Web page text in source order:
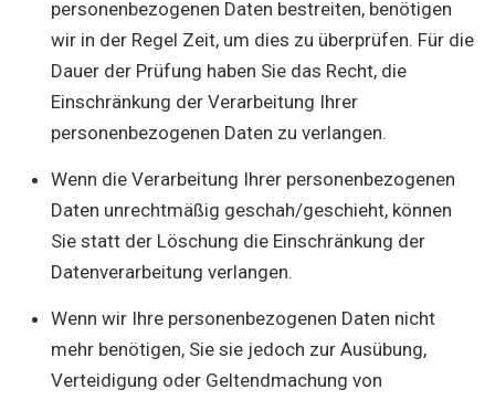
personenbezogenen Daten bestreiten, benötigen
wir in der Regel Zeit, um dies zu überprüfen. Für die
Dauer der Prüfung haben Sie das Recht, die
Einschränkung der Verarbeitung Ihrer
personenbezogenen Daten zu verlangen.
Wenn die Verarbeitung Ihrer personenbezogenen
Daten unrechtmäßig geschah/geschieht, können
Sie statt der Löschung die Einschränkung der
Datenverarbeitung verlangen.
Wenn wir Ihre personenbezogenen Daten nicht
mehr benötigen, Sie sie jedoch zur Ausübung,
Verteidigung oder Geltendmachung von